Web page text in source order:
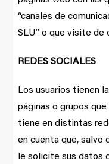
“canales de
SLU” o que visite de
REDES SOCIALES
Los usuarios tienen
páginas o grupos
tiene en distintas
en cuenta que, salvo
le solicite sus datos